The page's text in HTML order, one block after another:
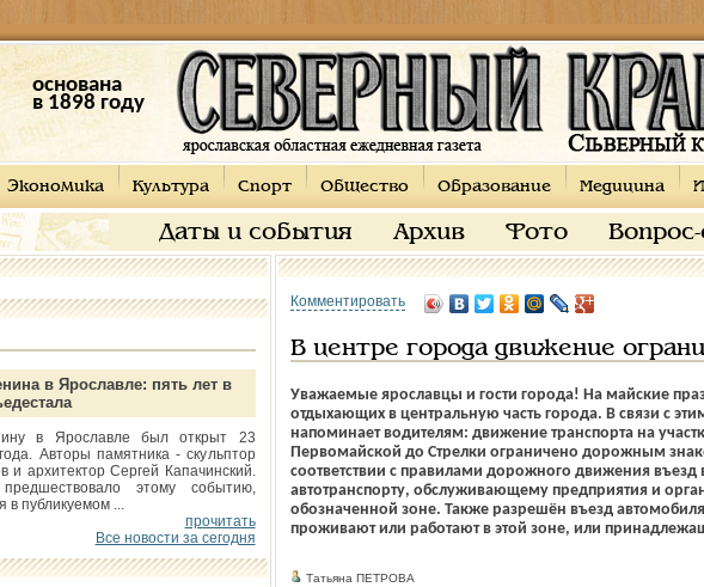
основана
в 1898 году
Экономика Культура Спорт Общество Образование Медицина
Даты и события Архив Фото
в Ярославле: пять лет в
в Ярославле был открыт 23
Авторы памятника - скульптор
и архитектор Сергей Капачинский.
этому событию,
в публикуемом ...
прочитать
Все новости за сегодня
Комментировать
В центре города движение
Уважаемые ярославцы и гости города! На майские
отдыхающих в цент­ральную часть города. В связи с
напоминает водителям: движение транспорта на
Первомайской до Стрелки ограничено дорожным
соответ­ствии с правилами дорожного движения
автотранспорту, обслуживающему предприятия и
обозначенной зоне. Также разрешён въезд
проживают или работают в этой зоне, или
Татьяна ПЕТРОВА